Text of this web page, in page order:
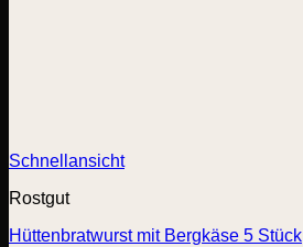
Schnellansicht
Rostgut
Hüttenbratwurst mit Bergkäse 5 Stück